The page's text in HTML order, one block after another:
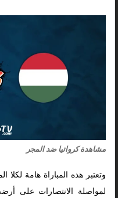
مشاهدة كرواتيا ضد المجر
وتعتبر هذه المباراة هامة
لمواصلة الانتصارات على